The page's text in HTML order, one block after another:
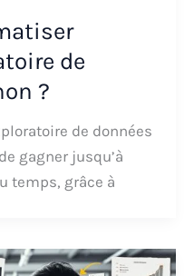
de
?
de données
gagner jusqu’à
temps, grâce à